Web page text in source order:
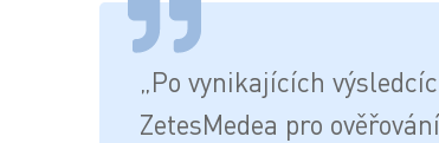
„Po vynikajících
ZetesMedea pro